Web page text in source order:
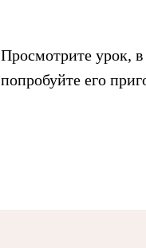
Просмотрите урок,
попробуйте его